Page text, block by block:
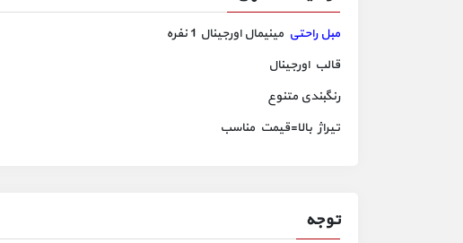
مبل راحتی مینیمال اورجینال 1 نفره
قالب اورجینال
رنگبندی متنوع
تیراژ بالا=قیمت مناسب
توجه